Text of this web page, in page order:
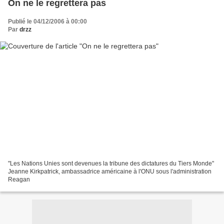
On ne le regrettera pas
Publié le 04/12/2006 à 00:00
Par drzz
"Les Nations Unies sont devenues la tribune des dictatures du Tiers Monde"
Jeanne Kirkpatrick, ambassadrice américaine à l'ONU sous l'administration
Reagan